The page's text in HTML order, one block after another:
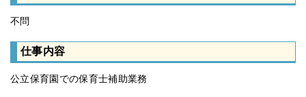
不問
仕事内容
公立保育園での保育士補助業務